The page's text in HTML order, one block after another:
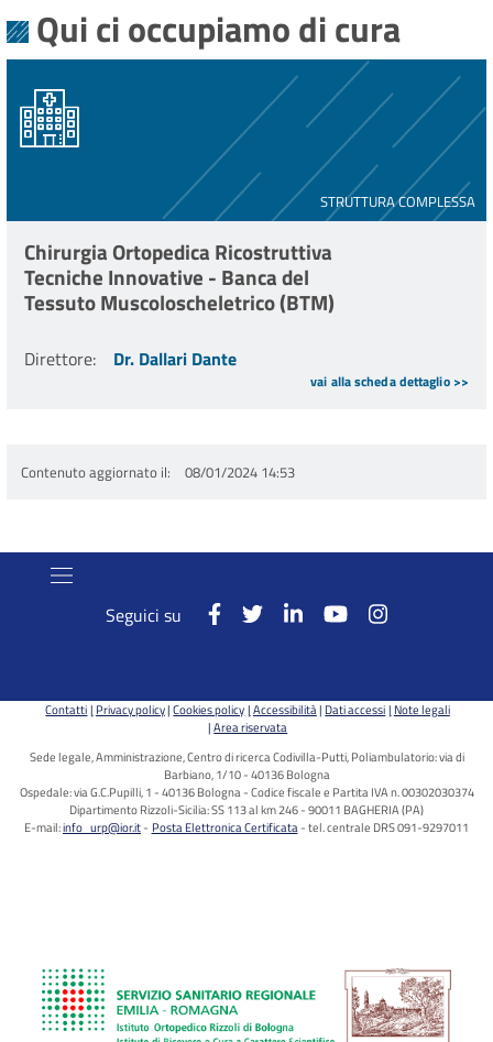
Qui ci occupiamo di cura
STRUTTURA COMPLESSA
Chirurgia Ortopedica Ricostruttiva
Tecniche Innovative - Banca del
Tessuto Muscoloscheletrico (BTM)
Direttore: Dr. Dallari Dante
vai alla scheda dettaglio >>
Contenuto aggiornato il 08/01/2024 14:53
Seguici su
Contatti Privacy policy Cookies policy Accessibilità Dati accessi Note legali
Area riservata
Sede legale, Amministrazione, Centro di ricerca Codivilla-Putti, Poliambulatorio: via di
Barbiano, 1/10 - 40136 Bologna
Ospedale: via G.C.Pupilli, 1 - 40136 Bologna - Codice fiscale e Partita IVA n. 00302030374
Dipartimento Rizzoli-Sicilia: SS 113 al km 246 - 90011 BAGHERIA (PA)
E-mail:info_urp@ior.it Posta Elettronica Certificata tel. centrale DRS 091-9297011